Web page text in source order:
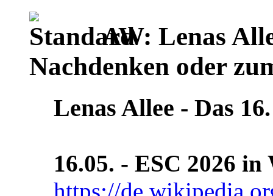
AW: Lenas
Nachdenken oder
Lenas Allee ‐ Das
16.05. - ESC 2026